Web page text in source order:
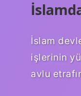
İslam
işlerinin
avlu